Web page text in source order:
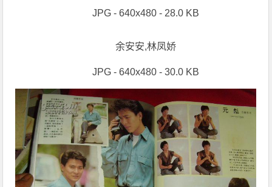
JPG - 640x480 - 28.0 KB
余安安,林凤娇
JPG - 640x480 - 30.0 KB